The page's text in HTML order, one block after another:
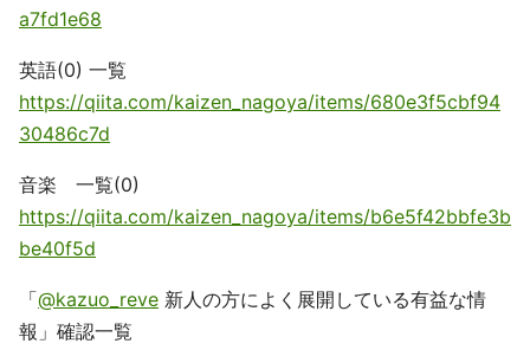
a7fd1e68
英語(0) 一覧
https://qiita.com/kaizen_nagoya/items/680e3f5cbf94
30486c7d
音楽 一覧(0)
https://qiita.com/kaizen_nagoya/items/b6e5f42bbfe3b
be40f5d
「@kazuo_reve 新人の方によく展開している有益な情
報」確認一覧